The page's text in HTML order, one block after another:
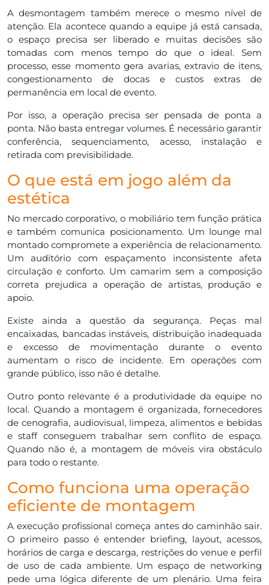
A desmontagem também merece o mesmo nível de
atenção. Ela acontece quando a equipe já está cansada,
o espaço precisa ser liberado e muitas decisões são
tomadas com menos tempo do que o ideal. Sem
processo, esse momento gera avarias, extravio de itens,
congestionamento de docas e custos extras de
permanência em local de evento.
Por isso, a operação precisa ser pensada de ponta a
ponta. Não basta entregar volumes. É necessário garantir
conferência, sequenciamento, acesso, instalação e
retirada com previsibilidade.
O que está em jogo além da
estética
No mercado corporativo, o mobiliário tem função prática
e também comunica posicionamento. Um lounge mal
montado compromete a experiência de relacionamento.
Um auditório com espaçamento inconsistente afeta
circulação e conforto. Um camarim sem a composição
correta prejudica a operação de artistas, produção e
apoio.
Existe ainda a questão da segurança. Peças mal
encaixadas, bancadas instáveis, distribuição inadequada
e excesso de movimentação durante o evento
aumentam o risco de incidente. Em operações com
grande público, isso não é detalhe.
Outro ponto relevante é a produtividade da equipe no
local. Quando a montagem é organizada, fornecedores
de cenografia, audiovisual, limpeza, alimentos e bebidas
e staff conseguem trabalhar sem conflito de espaço.
Quando não é, a montagem de móveis vira obstáculo
para todo o restante.
Como funciona uma operação
eficiente de montagem
A execução profissional começa antes do caminhão sair.
O primeiro passo é entender briefing, layout, acessos,
horários de carga e descarga, restrições do venue e perfil
de uso de cada ambiente. Um espaço de networking
pede uma lógica diferente de um plenário. Uma feira